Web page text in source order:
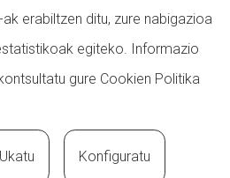
erabiltzen ditu, zure nabigazioa
egiteko. Informazio
gure Cookien Politika
Ukatu Konfiguratu